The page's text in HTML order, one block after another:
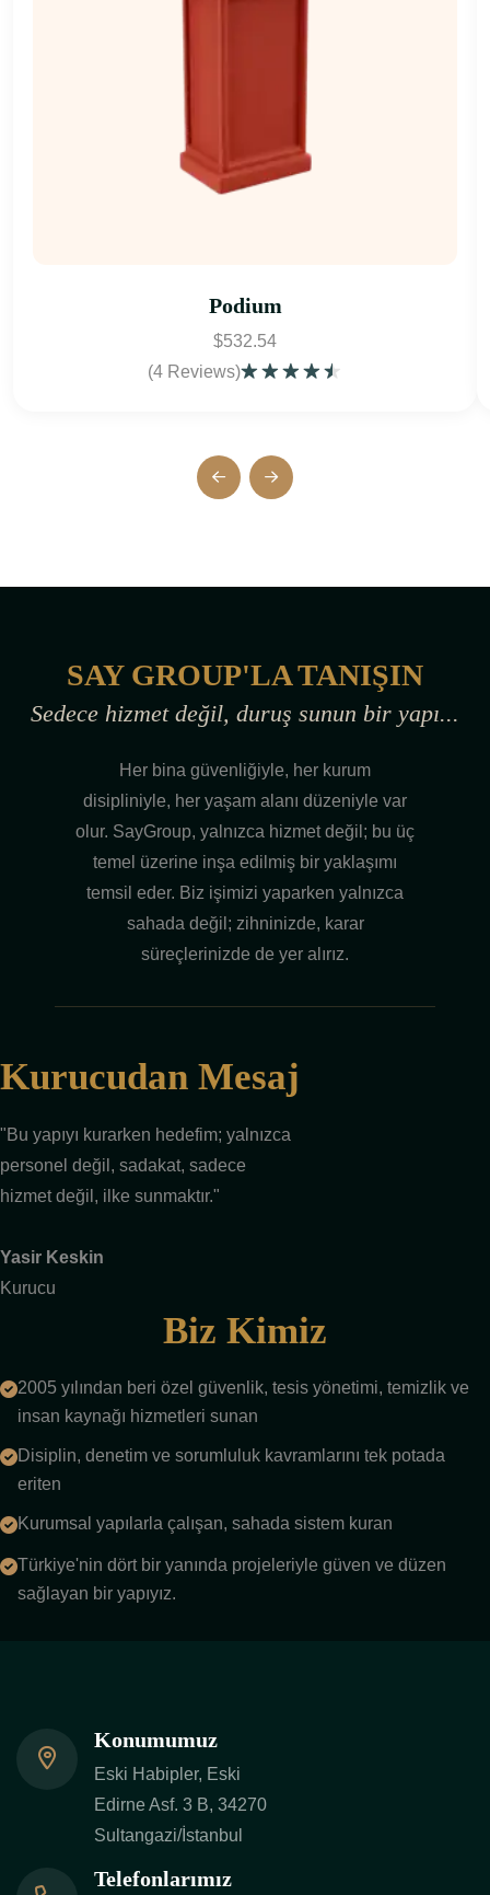
Podium
$532.54
(4 Reviews)
SAY GROUP'LA TANIŞIN
Sedece hizmet değil, duruş sunun bir yapı...
Her bina güvenliğiyle, her kurum
disipliniyle, her yaşam alanı düzeniyle var
olur. SayGroup, yalnızca hizmet değil; bu üç
temel üzerine inşa edilmiş bir yaklaşımı
temsil eder. Biz işimizi yaparken yalnızca
sahada değil; zihninizde, karar
süreçlerinizde de yer alırız.
Kurucudan Mesaj
"Bu yapıyı kurarken hedefim; yalnızca
personel değil, sadakat, sadece
hizmet değil, ilke sunmaktır."
Yasir Keskin
Kurucu
Biz Kimiz
2005 yılından beri özel güvenlik, tesis yönetimi, temizlik ve
insan kaynağı hizmetleri sunan
Disiplin, denetim ve sorumluluk kavramlarını tek potada
eriten
Kurumsal yapılarla çalışan, sahada sistem kuran
Türkiye'nin dört bir yanında projeleriyle güven ve düzen
sağlayan bir yapıyız.
Konumumuz
Eski Habipler, Eski
Edirne Asf. 3 B, 34270
Sultangazi/İstanbul
Telefonlarımız